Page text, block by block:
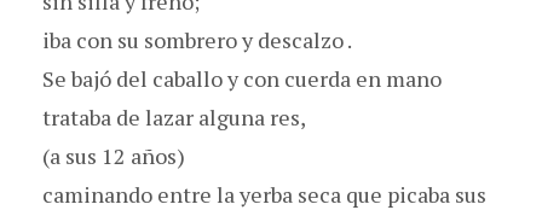
iba con su sombrero y descalzo .
Se bajó del caballo y con cuerda en mano
trataba de lazar alguna res,
(a sus 12 años)
caminando entre la yerba seca que picaba sus